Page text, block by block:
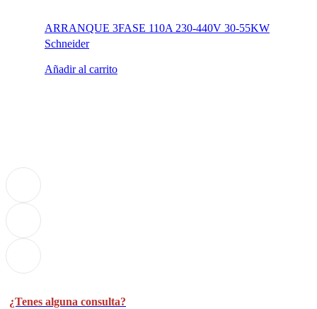
ARRANQUE 3FASE 110A 230-440V 30-55KW
Schneider
Añadir al carrito
¿Tenes alguna consulta?